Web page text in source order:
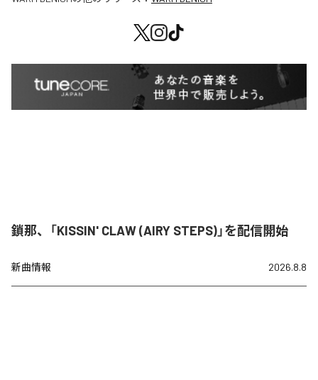
鎖那、「KISSIN' CLAW (AIRY STEPS)」を配信開始
新曲情報 2026.8.8